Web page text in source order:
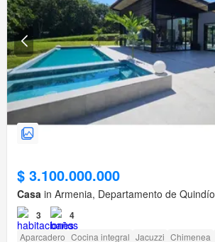
$ 3.100.000.000
Casa in Armenia, Departamento de Quindío
3 4
Aparcadero Cocina integral Jacuzzi Chimenea